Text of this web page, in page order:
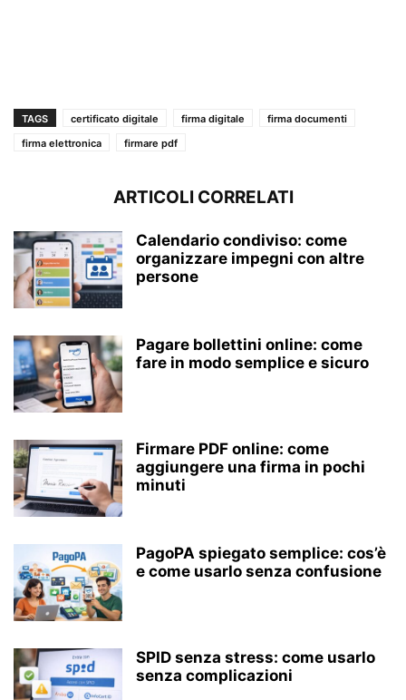
TAGS certificato digitale firma digitale
firma documenti
firma elettronica
firmare pdf
ARTICOLI CORRELATI
Calendario condiviso: come
organizzare impegni con altre
persone
Pagare bollettini online: come
fare in modo semplice e sicuro
Firmare PDF online: come
aggiungere una firma in pochi
minuti
PagoPA spiegato semplice: cos’è
e come usarlo senza confusione
SPID senza stress: come usarlo
senza complicazioni